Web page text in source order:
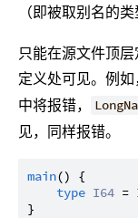
（即被取别名的
只能在源文件顶
定义处可见。例
中将报错，
见，同样报错。
main() {
type I64 =
}